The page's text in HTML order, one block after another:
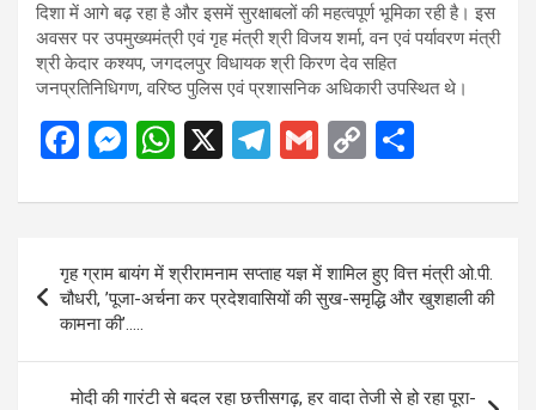
दिशा में आगे बढ़ रहा है और इसमें सुरक्षाबलों की महत्वपूर्ण भूमिका रही है। इस
अवसर पर उपमुख्यमंत्री एवं गृह मंत्री श्री विजय शर्मा, वन एवं पर्यावरण मंत्री
श्री केदार कश्यप, जगदलपुर विधायक श्री किरण देव सहित
जनप्रतिनिधिगण, वरिष्ठ पुलिस एवं प्रशासनिक अधिकारी उपस्थित थे।
F
ce
o
o
k
M
se
n
g
er
W
at
s
A
p
X
T
e
a
G
ail
C
py
Li
n
ar
e
navigation
गृह ग्राम बायंग में श्रीरामनाम सप्ताह यज्ञ में शामिल हुए वित्त मंत्री ओ.पी.
चौधरी, ’पूजा-अर्चना कर प्रदेशवासियों की सुख-समृद्धि और खुशहाली की
कामना की’…..
मोदी की गारंटी से बदल रहा छत्तीसगढ़, हर वादा तेजी से हो रहा पूरा-